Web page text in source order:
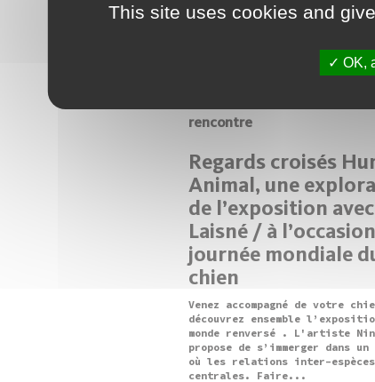
rencontre
Regards croisés
Animal, une
de l’exposition
Laisné / à
journée mondiale
chien
Venez accompagné de votre
découvrez ensemble
monde renversé . L'artiste
propose de s’immerger dans
où les relations inter-
centrales. Faire...
This site uses cookies and
OK,